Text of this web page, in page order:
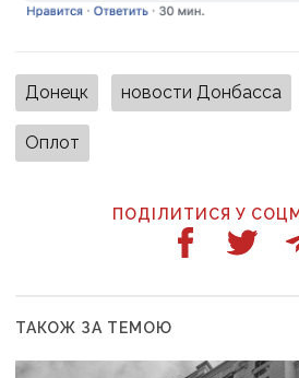
Донецк новости Донбасса
Оплот
ПОДІЛИТИСЯ У
ТАКОЖ ЗА ТЕМОЮ